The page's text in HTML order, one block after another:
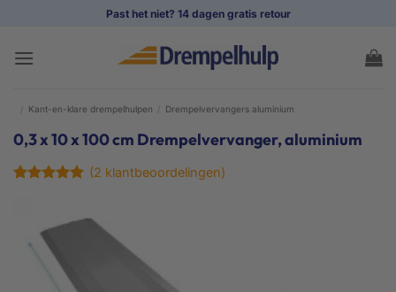
inhoud
Past het niet? 14 dagen gratis retour
/ Kant-en-klare drempelhulpen / Drempelvervangers aluminium
0,3 x 10 x 100 cm Drempelvervanger, aluminium
gebaseerd
klant
waarderingen
(2 klantbeoordelingen)